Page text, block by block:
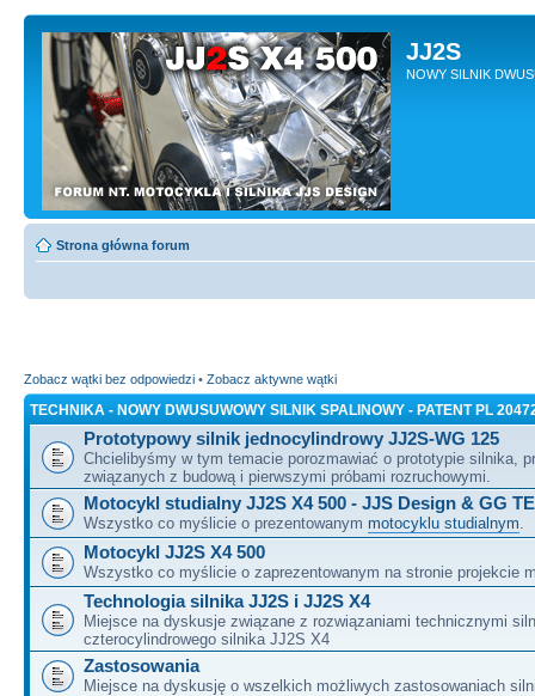
JJ2S
NOWY SILNIK
Strona główna forum
Zobacz wątki bez odpowiedzi • Zobacz aktywne wątki
TECHNIKA - NOWY DWUSUWOWY SILNIK SPALINOWY - PATENT PL
Prototypowy silnik jednocylindrowy JJ2S-WG 125
Chcielibyśmy w tym temacie porozmawiać o prototypie silnika,
związanych z budową i pierwszymi próbami rozruchowymi.
Motocykl studialny JJ2S X4 500 - JJS Design & GG
Wszystko co myślicie o prezentowanym motocyklu studialnym
Motocykl JJ2S X4 500
Wszystko co myślicie o zaprezentowanym na stronie projekcie
Technologia silnika JJ2S i JJ2S X4
Miejsce na dyskusje związane z rozwiązaniami technicznymi
czterocylindrowego silnika JJ2S X4
Zastosowania
Miejsce na dyskusję o wszelkich możliwych zastosowaniach